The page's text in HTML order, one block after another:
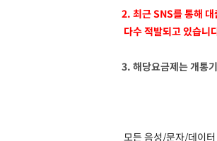
2. 최근 SNS를 통해 대
다수 적발되고 있습니
3. 해당요금제는 개통
모든 음성/문자/데이